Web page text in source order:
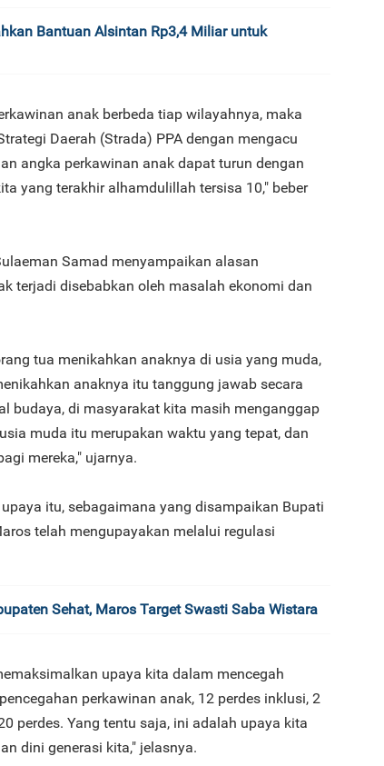
Bantuan Alsintan Rp3,4 Miliar untuk
anak berbeda tiap wilayahnya, maka
Daerah (Strada) PPA dengan mengacu
angka perkawinan anak dapat turun dengan
yang terakhir alhamdulillah tersisa 10," beber
Samad menyampaikan alasan
terjadi disebabkan oleh masalah ekonomi dan
tua menikahkan anaknya di usia yang muda,
anaknya itu tanggung jawab secara
budaya, di masyarakat kita masih menganggap
muda itu merupakan waktu yang tepat, dan
mereka," ujarnya.
itu, sebagaimana yang disampaikan Bupati
telah mengupayakan melalui regulasi
Sehat, Maros Target Swasti Saba Wistara
upaya kita dalam mencegah
perkawinan anak, 12 perdes inklusi, 2
perdes. Yang tentu saja, ini adalah upaya kita
dini generasi kita," jelasnya.